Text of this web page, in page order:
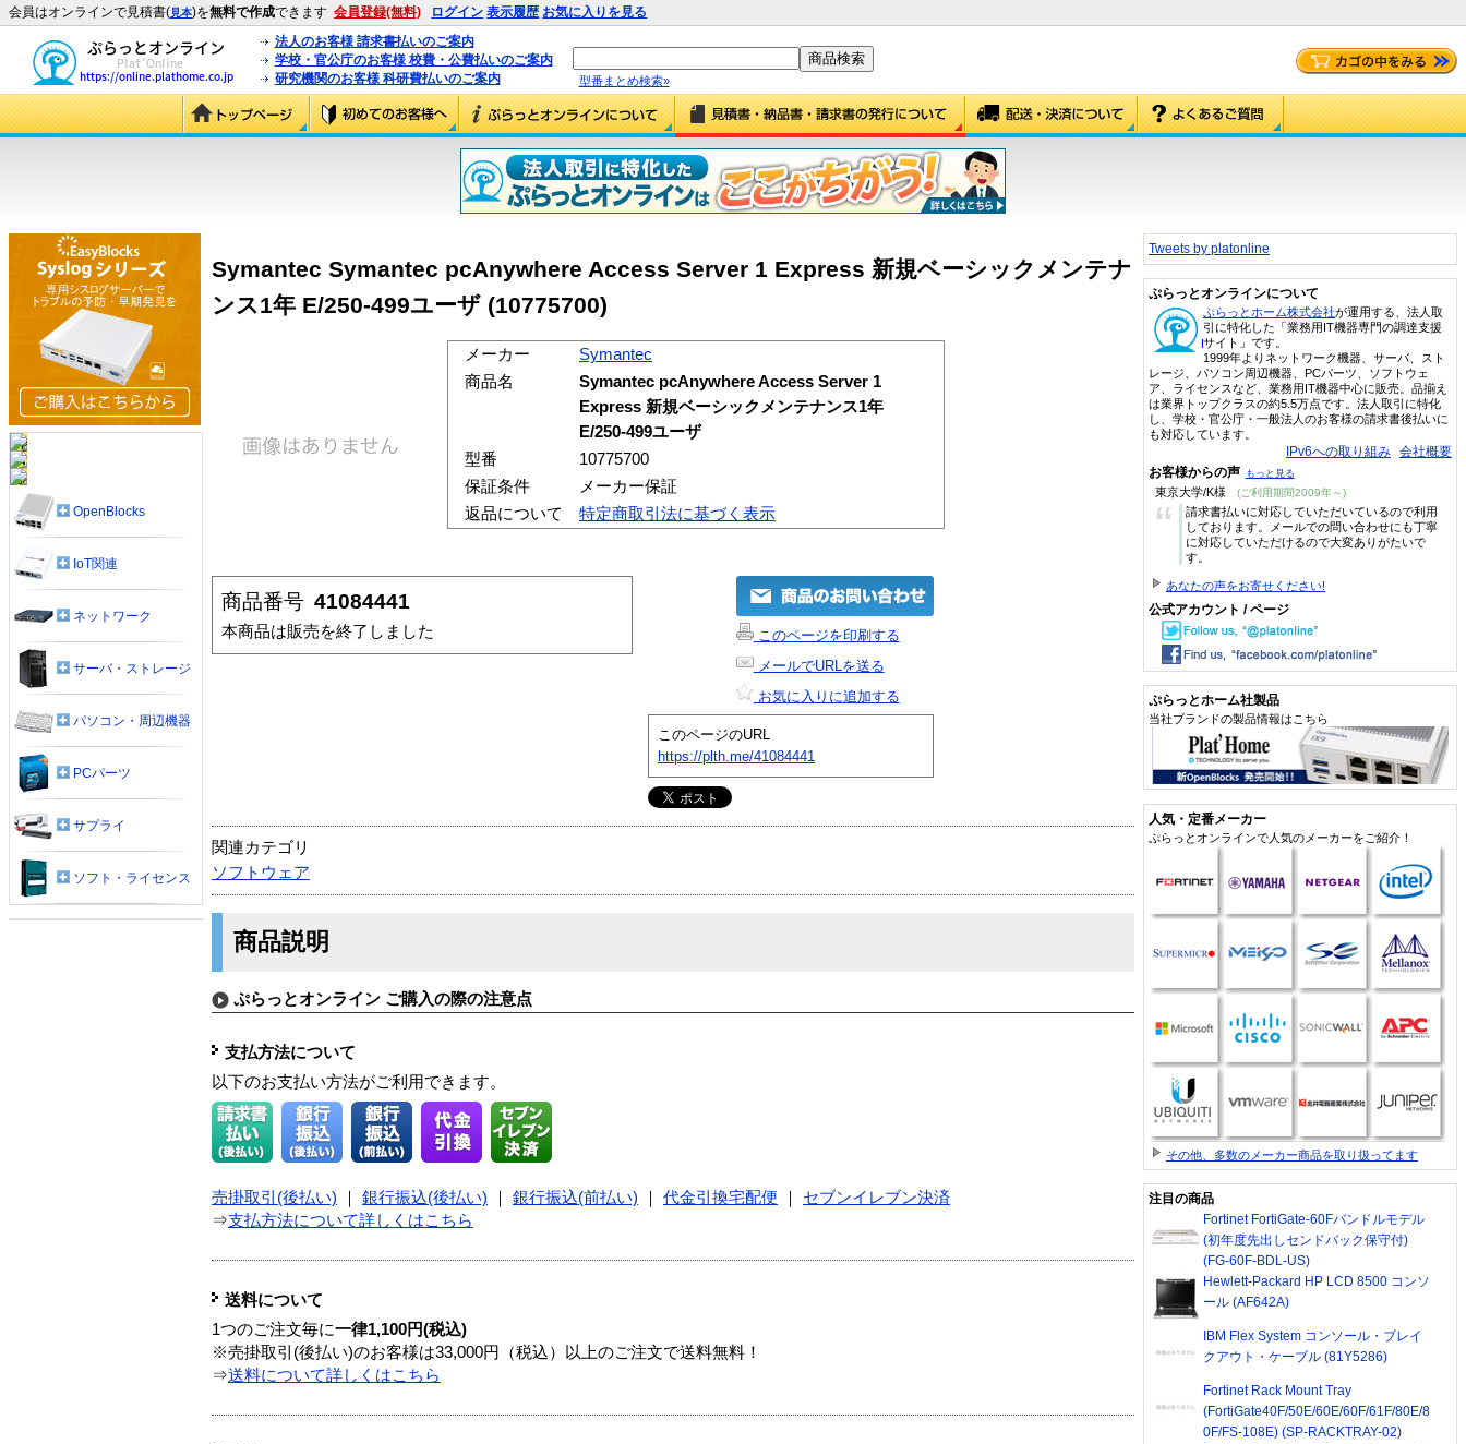
会員はオンラインで見積書(見本)を無料で作成できます 会員登録(無料) ログイン 表示履歴 お気に入りを見る
法人のお客様 請求書払いのご案内
学校・官公庁のお客様 校費・公費払いのご案内
研究機関のお客様 科研費払いのご案内
型番まとめ検索»
Symantec Symantec pcAnywhere Access Server 1 Express 新規ベーシックメンテナ
ンス1年 E/250-499ユーザ (10775700)
メーカー
Symantec
商品名
Symantec pcAnywhere Access Server 1
Express 新規ベーシックメンテナンス1年
E/250-499ユーザ
型番
10775700
保証条件
メーカー保証
返品について
特定商取引法に基づく表示
商品番号 41084441
本商品は販売を終了しました
このページを印刷する
メールでURLを送る
お気に入りに追加する
このページのURL
https://plth.me/41084441
関連カテゴリ
ソフトウェア
商品説明
ぷらっとオンライン ご購入の際の注意点
支払方法について
以下のお支払い方法がご利用できます。
売掛取引(後払い) 銀行振込(後払い) 銀行振込(前払い) 代金引換宅配便
セブンイレブン決済
⇒支払方法について詳しくはこちら
送料について
1つのご注文毎に一律1,100円(税込)
※売掛取引(後払い)のお客様は33,000円（税込）以上のご注文で送料無料！
⇒送料について詳しくはこちら
OpenBlocks
IoT関連
ネットワーク
サーバ・ストレージ
パソコン・周辺機器
PCパーツ
サプライ
ソフト・ライセンス
Tweets by platonline
ぷらっとオンラインについて
ぷらっとホーム株式会社が運用する、法人取
引に特化した「業務用IT機器専門の調達支援
サイト」です。
1999年よりネットワーク機器、サーバ、スト
レージ、パソコン周辺機器、PCパーツ、ソフトウェ
ア、ライセンスなど、業務用IT機器中心に販売。品揃え
は業界トップクラスの約5.5万点です。法人取引に特化
し、学校・官公庁・一般法人のお客様の請求書後払いに
も対応しています。
IPv6への取り組み 会社概要
お客様からの声 もっと見る
東京大学/K様 (ご利用期間2009年～)
“
請求書払いに対応していただいているので利用
しております。メールでの問い合わせにも丁寧
に対応していただけるので大変ありがたいで
す。
あなたの声をお寄せください!
公式アカウント / ページ
ぷらっとホーム社製品
当社ブランドの製品情報はこちら
人気・定番メーカー
ぷらっとオンラインで人気のメーカーをご紹介！
その他、多数のメーカー商品を取り扱ってます
注目の商品
Fortinet FortiGate-60Fバンドルモデル
(初年度先出しセンドバック保守付)
(FG-60F-BDL-US)
Hewlett-Packard HP LCD 8500 コンソ
ール (AF642A)
IBM Flex System コンソール・ブレイ
クアウト・ケーブル (81Y5286)
Fortinet Rack Mount Tray
(FortiGate40F/50E/60E/60F/61F/80E/8
0F/FS-108E) (SP-RACKTRAY-02)